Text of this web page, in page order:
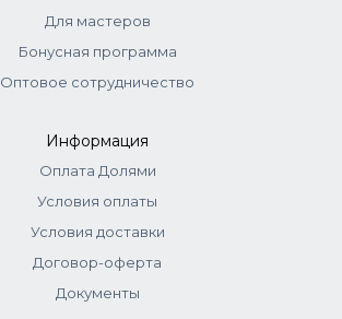
Для мастеров
Бонусная программа
Оптовое сотрудничество
Информация
Оплата Долями
Условия оплаты
Условия доставки
Договор-оферта
Документы